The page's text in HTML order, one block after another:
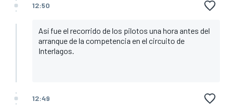
12:50
Así fue el recorrido de los pilotos una hora antes del
arranque de la competencia en el circuito de
Interlagos.
12:49